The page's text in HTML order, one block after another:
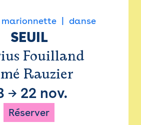
marionnette danse
SEUIL
Fouilland
Rauzier
→ 22 nov.
Réserver